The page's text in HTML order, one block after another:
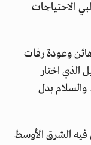
الاحتياجات
وعودة رفات
الذي اختار
والسلام بدل
الشرق الأوسط